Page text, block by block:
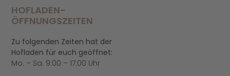
HOFLADEN-
ÖFFNUNGSZEITEN
Zu folgenden Zeiten hat der
Hofladen für euch geöffnet:
Mo. – Sa. 9:00 – 17:00 Uhr